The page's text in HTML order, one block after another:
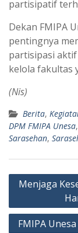
partisipatif
Dekan FMIPA
pentingnya
partisipasi
kelola fakultas
(Nis)
Berita,
DPM FMIPA Unesa,
Sarasehan,
Navigasi
Menjaga
FMIPA